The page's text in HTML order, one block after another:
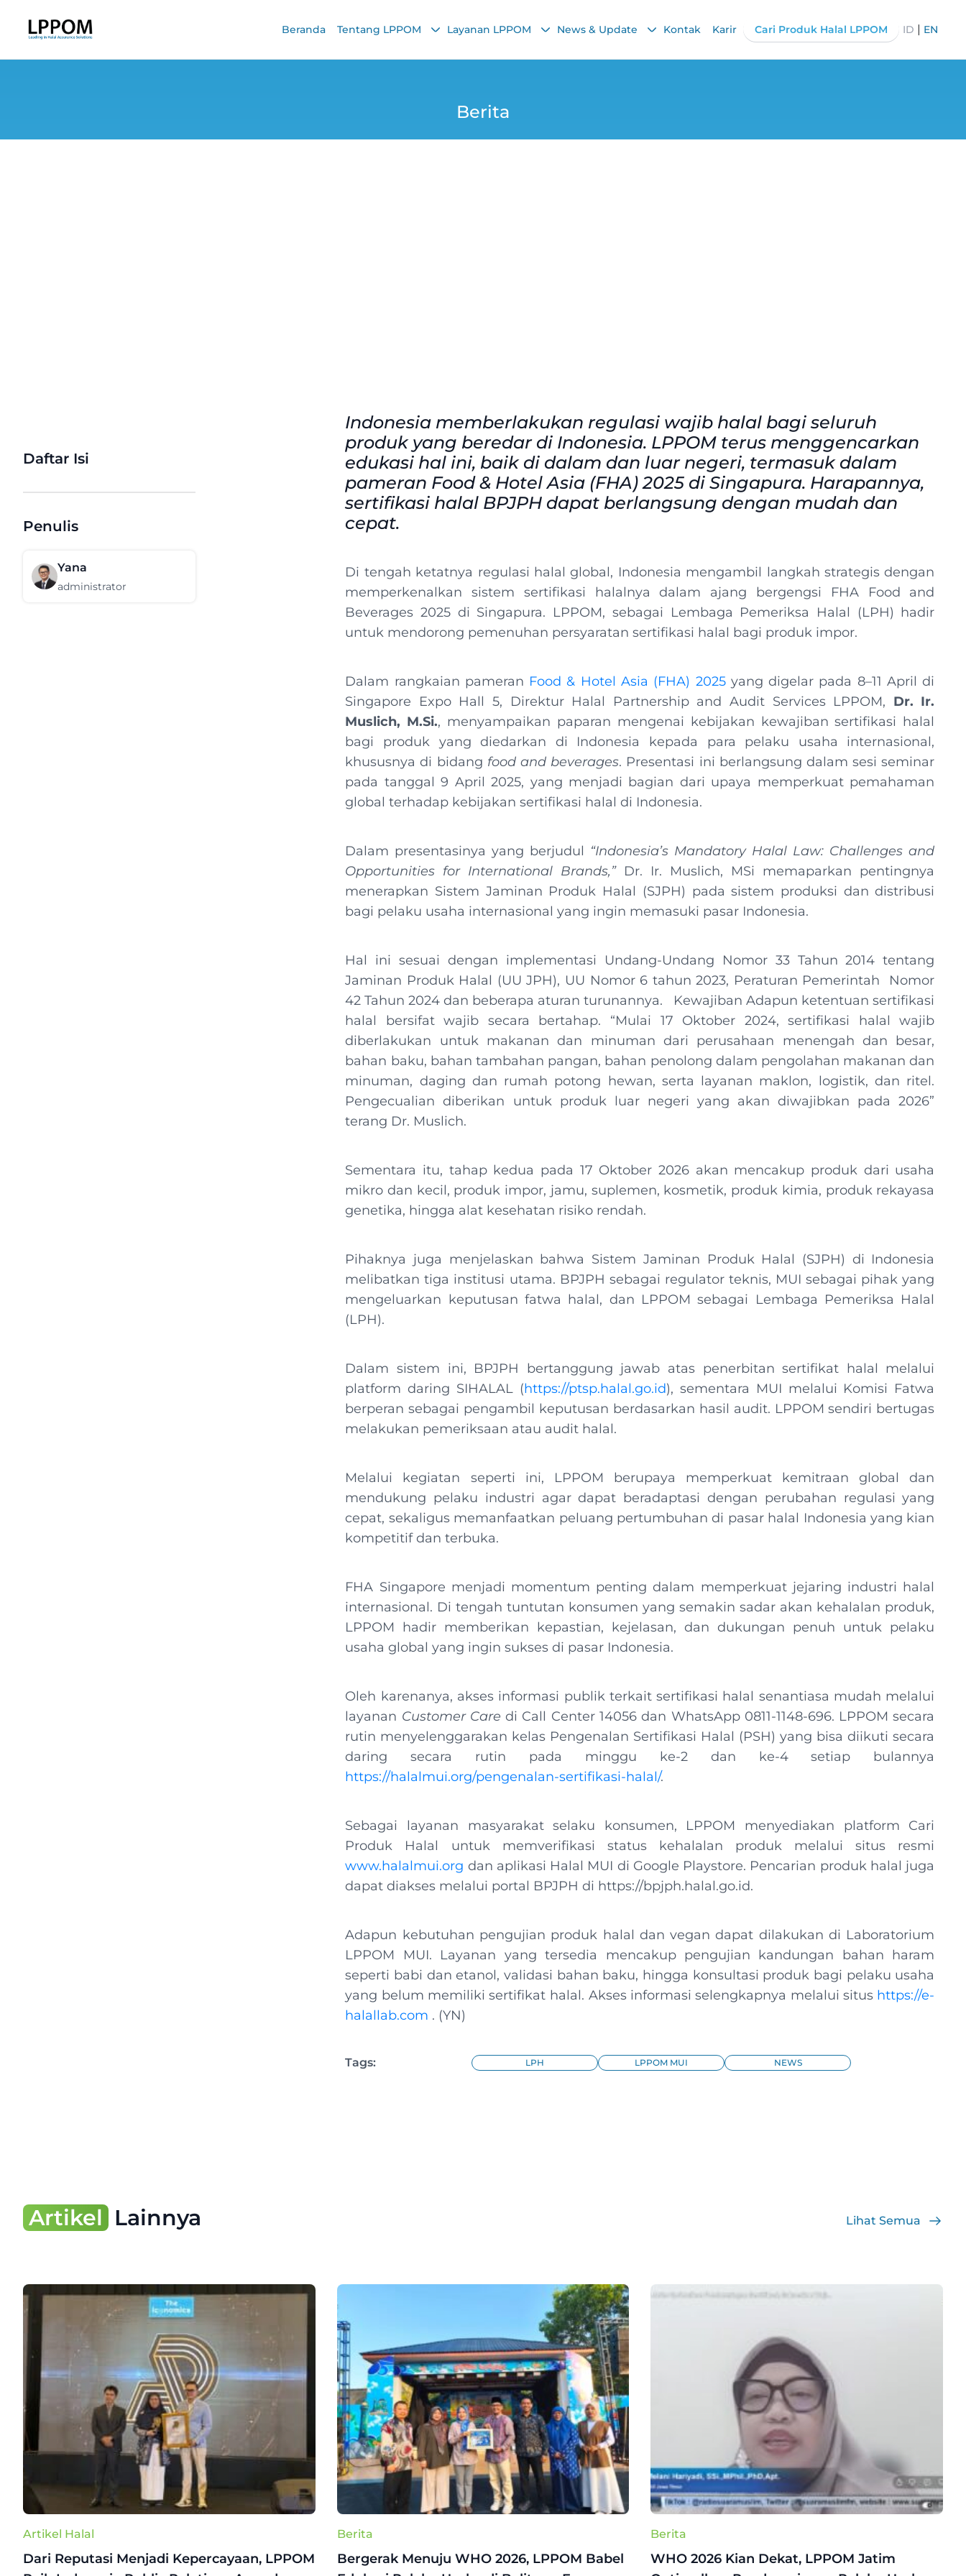
Beranda Tentang LPPOM Layanan LPPOM News & Update Kontak Karir Cari Produk Halal LPPOM ID | EN
Berita
Daftar Isi
Penulis
Yana
administrator
Indonesia memberlakukan regulasi wajib halal bagi seluruh
produk yang beredar di Indonesia. LPPOM terus menggencarkan
edukasi hal ini, baik di dalam dan luar negeri, termasuk dalam
pameran Food & Hotel Asia (FHA) 2025 di Singapura. Harapannya,
sertifikasi halal BPJPH dapat berlangsung dengan mudah dan
cepat.
Di tengah ketatnya regulasi halal global, Indonesia mengambil langkah strategis dengan
memperkenalkan sistem sertifikasi halalnya dalam ajang bergengsi FHA Food and
Beverages 2025 di Singapura. LPPOM, sebagai Lembaga Pemeriksa Halal (LPH) hadir
untuk mendorong pemenuhan persyaratan sertifikasi halal bagi produk impor.
Dalam rangkaian pameran Food & Hotel Asia (FHA) 2025yang digelar pada 8–11 April di
Singapore Expo Hall 5, Direktur Halal Partnership and Audit Services LPPOM, Dr. Ir.
Muslich, M.Si., menyampaikan paparan mengenai kebijakan kewajiban sertifikasi halal
bagi produk yang diedarkan di Indonesia kepada para pelaku usaha internasional,
khususnya di bidang food and beverages. Presentasi ini berlangsung dalam sesi seminar
pada tanggal 9 April 2025, yang menjadi bagian dari upaya memperkuat pemahaman
global terhadap kebijakan sertifikasi halal di Indonesia.
Dalam presentasinya yang berjudul “Indonesia’s Mandatory Halal Law: Challenges and
Opportunities for International Brands,”Dr. Ir. Muslich, MSi memaparkan pentingnya
menerapkan Sistem Jaminan Produk Halal (SJPH) pada sistem produksi dan distribusi
bagi pelaku usaha internasional yang ingin memasuki pasar Indonesia.
Hal ini sesuai dengan implementasi Undang-Undang Nomor 33 Tahun 2014 tentang
Jaminan Produk Halal (UU JPH), UU Nomor 6 tahun 2023, Peraturan Pemerintah Nomor
42 Tahun 2024 dan beberapa aturan turunannya. Kewajiban Adapun ketentuan sertifikasi
halal bersifat wajib secara bertahap. “Mulai 17 Oktober 2024, sertifikasi halal wajib
diberlakukan untuk makanan dan minuman dari perusahaan menengah dan besar,
bahan baku, bahan tambahan pangan, bahan penolong dalam pengolahan makanan dan
minuman, daging dan rumah potong hewan, serta layanan maklon, logistik, dan ritel.
Pengecualian diberikan untuk produk luar negeri yang akan diwajibkan pada 2026”
terang Dr. Muslich.
Sementara itu, tahap kedua pada 17 Oktober 2026 akan mencakup produk dari usaha
mikro dan kecil, produk impor, jamu, suplemen, kosmetik, produk kimia, produk rekayasa
genetika, hingga alat kesehatan risiko rendah.
Pihaknya juga menjelaskan bahwa Sistem Jaminan Produk Halal (SJPH) di Indonesia
melibatkan tiga institusi utama. BPJPH sebagai regulator teknis, MUI sebagai pihak yang
mengeluarkan keputusan fatwa halal, dan LPPOM sebagai Lembaga Pemeriksa Halal
(LPH).
Dalam sistem ini, BPJPH bertanggung jawab atas penerbitan sertifikat halal melalui
platform daring SIHALAL (https://ptsp.halal.go.id), sementara MUI melalui Komisi Fatwa
berperan sebagai pengambil keputusan berdasarkan hasil audit. LPPOM sendiri bertugas
melakukan pemeriksaan atau audit halal.
Melalui kegiatan seperti ini, LPPOM berupaya memperkuat kemitraan global dan
mendukung pelaku industri agar dapat beradaptasi dengan perubahan regulasi yang
cepat, sekaligus memanfaatkan peluang pertumbuhan di pasar halal Indonesia yang kian
kompetitif dan terbuka.
FHA Singapore menjadi momentum penting dalam memperkuat jejaring industri halal
internasional. Di tengah tuntutan konsumen yang semakin sadar akan kehalalan produk,
LPPOM hadir memberikan kepastian, kejelasan, dan dukungan penuh untuk pelaku
usaha global yang ingin sukses di pasar Indonesia.
Oleh karenanya, akses informasi publik terkait sertifikasi halal senantiasa mudah melalui
layanan Customer Care di Call Center 14056 dan WhatsApp 0811-1148-696. LPPOM secara
rutin menyelenggarakan kelas Pengenalan Sertifikasi Halal (PSH) yang bisa diikuti secara
daring secara rutin pada minggu ke-2 dan ke-4 setiap bulannya
https://halalmui.org/pengenalan-sertifikasi-halal/.
Sebagai layanan masyarakat selaku konsumen, LPPOM menyediakan platform Cari
Produk Halal untuk memverifikasi status kehalalan produk melalui situs resmi
www.halalmui.org dan aplikasi Halal MUI di Google Playstore. Pencarian produk halal juga
dapat diakses melalui portal BPJPH di https://bpjph.halal.go.id.
Adapun kebutuhan pengujian produk halal dan vegan dapat dilakukan di Laboratorium
LPPOM MUI. Layanan yang tersedia mencakup pengujian kandungan bahan haram
seperti babi dan etanol, validasi bahan baku, hingga konsultasi produk bagi pelaku usaha
yang belum memiliki sertifikat halal. Akses informasi selengkapnya melalui situs https://e-
halallab.com . (YN)
Tags: LPH LPPOM MUI NEWS
Artikel Lainnya Lihat Semua
Artikel Halal
Dari Reputasi Menjadi Kepercayaan, LPPOM
Berita
Bergerak Menuju WHO 2026, LPPOM Babel
Berita
WHO 2026 Kian Dekat, LPPOM Jatim